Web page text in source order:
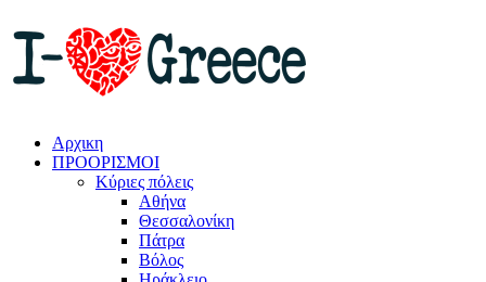
Αρχικη
ΠΡΟΟΡΙΣΜΟΙ
Κύριες πόλεις
Αθήνα
Θεσσαλονίκη
Πάτρα
Βόλος